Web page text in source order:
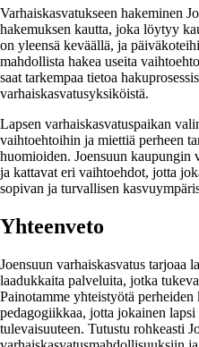
Varhaiskasvatukseen hakeminen
hakemuksen kautta, joka löytyy
on yleensä keväällä, ja
mahdollista hakea useita
saat tarkempaa tietoa
varhaiskasvatusyksiköistä.
Lapsen varhaiskasvatuspaikan
vaihtoehtoihin ja miettiä perheen
huomioiden. Joensuun kaupungin
ja kattavat eri vaihtoehdot, jotta
sopivan ja turvallisen
Yhteenveto
Joensuun varhaiskasvatus tarjoaa
laadukkaita palveluita, jotka
Painotamme yhteistyötä perheiden
pedagogiikkaa, jotta jokainen lapsi
tulevaisuuteen. Tutustu rohkeasti